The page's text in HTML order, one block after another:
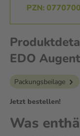
PZN:
EDO
Packungsbeilage
Jetzt bestellen!
Was